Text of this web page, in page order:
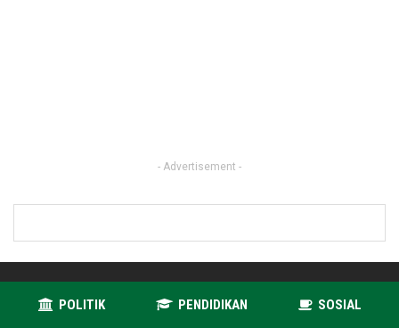
- Advertisement -
POLITIK PENDIDIKAN SOSIAL